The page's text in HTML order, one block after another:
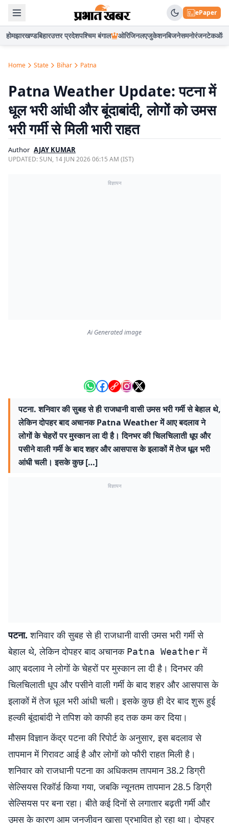
ePaper
होमझारखण्डबिहारउत्तर प्रदेशपश्चिम बंगाल ओरिजिनलएजुकेशनबिजनेसमनोरंजनटेकऑटो
Home State Bihar Patna
Patna Weather Update: पटना में
धूल भरी आंधी और बूंदाबांदी, लोगों को उमस
भरी गर्मी से मिली भारी राहत
Author AJAY KUMAR
UPDATED:SUN, 14 JUN 2026 06:15 AM (IST)
विज्ञापन
Ai Generated image
पटना. शनिवार की सुबह से ही राजधानी वासी उमस भरी गर्मी से बेहाल थे,
लेकिन दोपहर बाद अचानक Patna Weather में आए बदलाव ने
लोगों के चेहरों पर मुस्कान ला दी है। दिनभर की चिलचिलाती धूप और
पसीने वाली गर्मी के बाद शहर और आसपास के इलाकों में तेज धूल भरी
आंधी चली। इसके कुछ […]
विज्ञापन
पटना. शनिवार की सुबह से ही राजधानी वासी उमस भरी गर्मी से
बेहाल थे, लेकिन दोपहर बाद अचानक Patna Weatherमें
आए बदलाव ने लोगों के चेहरों पर मुस्कान ला दी है। दिनभर की
चिलचिलाती धूप और पसीने वाली गर्मी के बाद शहर और आसपास के
इलाकों में तेज धूल भरी आंधी चली। इसके कुछ ही देर बाद शुरू हुई
हल्की बूंदाबांदी ने तपिश को काफी हद तक कम कर दिया।
मौसम विज्ञान केंद्र पटना की रिपोर्ट के अनुसार, इस बदलाव से
तापमान में गिरावट आई है और लोगों को फौरी राहत मिली है।
शनिवार को राजधानी पटना का अधिकतम तापमान 38.2 डिग्री
सेल्सियस रिकॉर्ड किया गया, जबकि न्यूनतम तापमान 28.5 डिग्री
सेल्सियस पर बना रहा। बीते कई दिनों से लगातार बढ़ती गर्मी और
उमस के कारण आम जनजीवन खासा प्रभावित हो रहा था। दोपहर